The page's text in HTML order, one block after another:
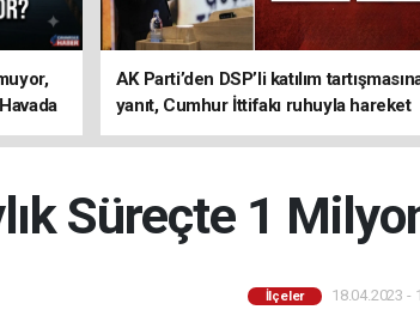
AK Parti’den DSP’li katılım
yanıt, Cumhur İttifakı ruhuyla hareket
ediyoruz
Süreçte 1
İlçeler 18.04.2023 -